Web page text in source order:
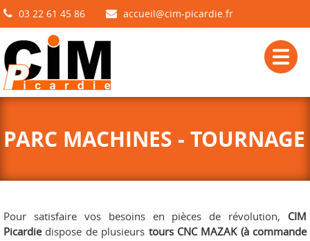
03 22 61 45 86 accueil@cim-picardie.fr
PARC MACHINES - TOURNAGE
Pour satisfaire vos besoins en pièces de révolution, CIM
Picardiedispose de plusieurs tours CNC MAZAK (à commande